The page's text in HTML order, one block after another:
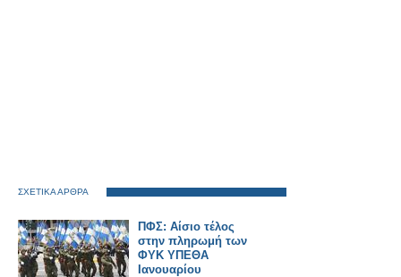
ΣΧΕΤΙΚΑ ΑΡΘΡΑ
ΠΦΣ: Αίσιο τέλος
στην πληρωμή των
ΦΥΚ ΥΠΕΘΑ
Ιανουαρίου